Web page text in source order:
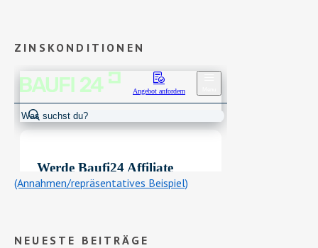
ZINSKONDITIONEN
(Annahmen/repräsentatives Beispiel)
NEUESTE BEITRÄGE